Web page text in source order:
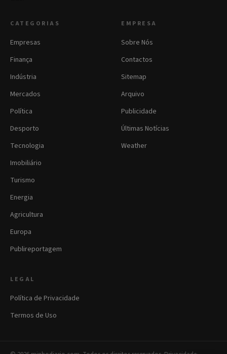
CATEGORIAS
Empresas
Finança
Indústria
Mercados
Política
Desporto
Tecnologia
Imobiliário
Turismo
Energia
Agricultura
Europa
Publireportagem
EMPRESA
Sobre Nós
Contactos
Sitemap
Arquivo
Publicidade
Últimas Notícias
Weather
LEGAL
Política de Privacidade
Termos de Uso